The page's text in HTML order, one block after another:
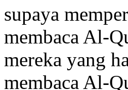
supaya
membaca Al-
mereka yang
membaca Al-